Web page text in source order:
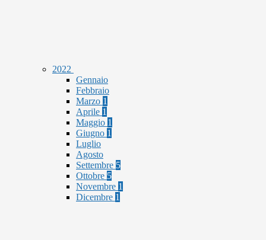
2022
Gennaio
Febbraio
Marzo 1
Aprile 1
Maggio 1
Giugno 1
Luglio
Agosto
Settembre 5
Ottobre 5
Novembre 1
Dicembre 1